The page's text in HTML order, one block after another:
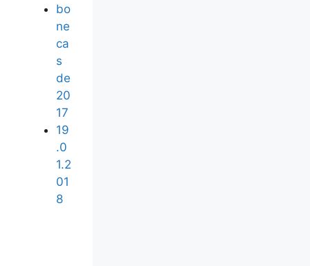
bo
ne
ca
s
de
20
17
19
.0
1.2
01
8